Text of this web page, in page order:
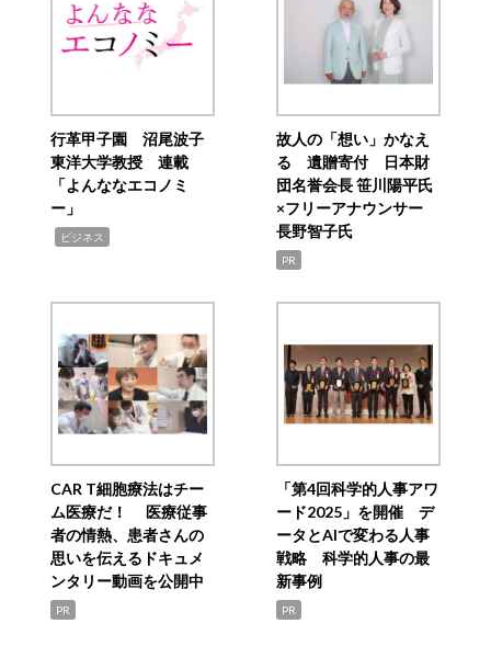
行革甲子園 沼尾波子
東洋大学教授 連載
「よんななエコノミ
ー」
ビジネス
故人の「想い」かなえ
る 遺贈寄付 日本財
団名誉会長 笹川陽平氏
×フリーアナウンサー
長野智子氏
PR
CAR T細胞療法はチー
ム医療だ！ 医療従事
者の情熱、患者さんの
思いを伝えるドキュメ
ンタリー動画を公開中
PR
「第4回科学的人事アワ
ード2025」を開催 デ
ータとAIで変わる人事
戦略 科学的人事の最
新事例
PR